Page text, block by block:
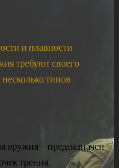
и плавности
требуют своего
типов
оружия – предназначен
трения;